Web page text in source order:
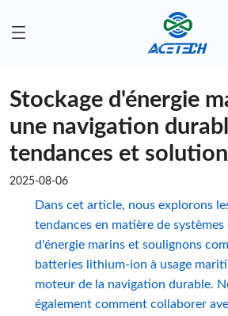
Stockage d'énergie
une navigation
tendances et
2025-08-06
Dans cet article, nous explorons
tendances en matière de systèmes
d'énergie marins et soulignons
batteries lithium-ion à usage
moteur de la navigation durable.
également comment collaborer